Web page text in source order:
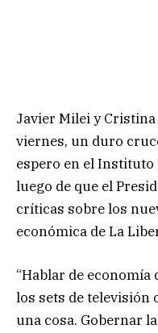
Javier Milei y
viernes, un duro
espero en el Instituto
luego de que el
críticas sobre los
económica de La
“Hablar de
los sets de televisión
una cosa. Gobernar